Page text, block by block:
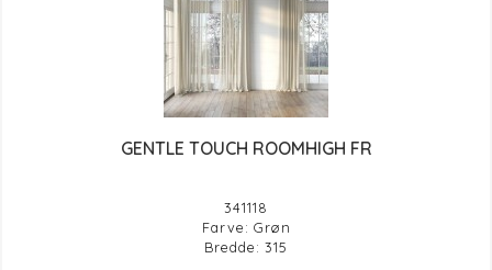
GENTLE TOUCH ROOMHIGH FR
341118
Farve: Grøn
Bredde: 315